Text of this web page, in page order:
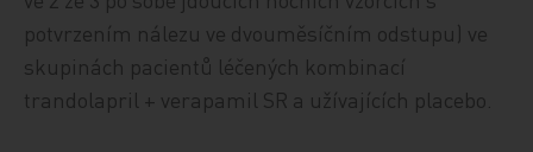
potvrzením nálezu ve dvouměsíčním odstupu) ve
skupinách pacientů léčených kombinací
trandolapril + verapamil SR a užívajících placebo.